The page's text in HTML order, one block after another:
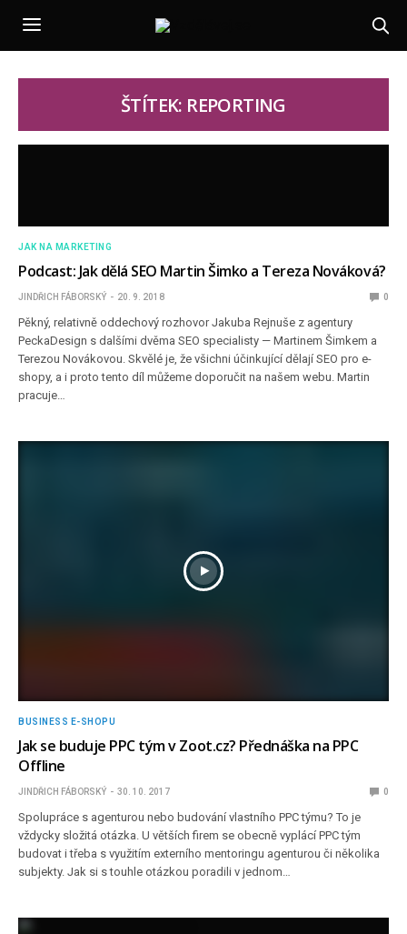
ŠTÍTEK: REPORTING
JAK NA MARKETING
Podcast: Jak dělá SEO Martin Šimko a Tereza Nováková?
JINDŘICH FÁBORSKÝ 20. 9. 2018 0
Pěkný, relativně oddechový rozhovor Jakuba Rejnuše z agentury
PeckaDesign s dalšími dvěma SEO specialisty — Martinem Šimkem a
Terezou Novákovou. Skvělé je, že všichni účinkující dělají SEO pro e-
shopy, a i proto tento díl můžeme doporučit na našem webu. Martin
pracuje…
BUSINESS E-SHOPU
Jak se buduje PPC tým v Zoot.cz? Přednáška na PPC
Offline
JINDŘICH FÁBORSKÝ 30. 10. 2017 0
Spolupráce s agenturou nebo budování vlastního PPC týmu? To je
vždycky složitá otázka. U větších firem se obecně vyplácí PPC tým
budovat i třeba s využitím externího mentoringu agenturou či několika
subjekty. Jak si s touhle otázkou poradili v jednom…